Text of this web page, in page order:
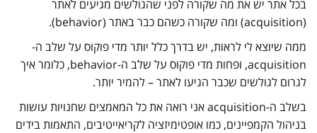
בכל אתר יש את מה שקורה לפני שהגולשים מגיעים לאתר
(acquisition) ומה שקורה כשהם כבר באתר (behavior).
ממה שיוצא לי לראות, יש בדרך כלל יותר מדי פוקוס על שלב ה-
acquisition, ופחות מדי פוקוס על שלב ה-behavior, כלומר איך
לגרום לגולשים שכבר הגיעו לאתר – להמיר יותר.
בשלב ה-acquisition אני רואה את כל המאמצים שחנויות עושות
בניהול הקמפיינים, כמו אופטימיזציה לקריאייטיבים, התאמות בידים